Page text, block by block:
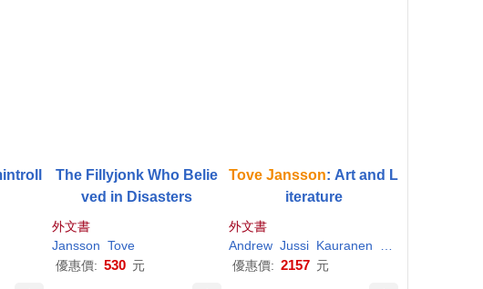
The Fillyjonk Who Belie
ved in Disasters
外文書
Jansson Tove
優惠價: 530 元
Tove Jansson: Art and L
iterature
外文書
Andrew Jussi Kauranen
優惠價: 2157 元